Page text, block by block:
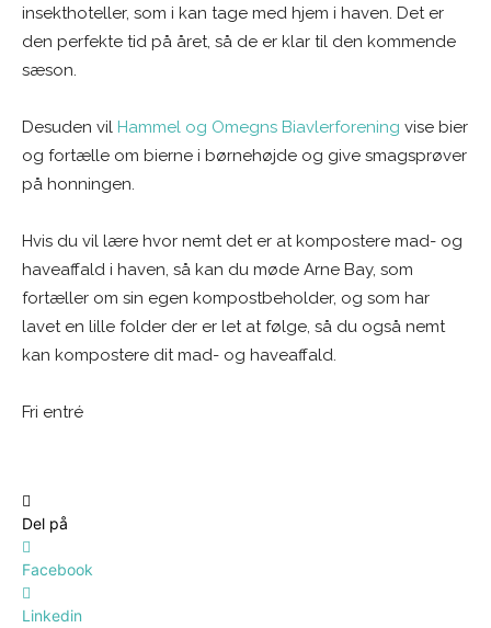
insekthoteller, som i kan tage med hjem i haven. Det er
den perfekte tid på året, så de er klar til den kommende
sæson.
Desuden vil Hammel og Omegns Biavlerforening vise bier
og fortælle om bierne i børnehøjde og give smagsprøver
på honningen.
Hvis du vil lære hvor nemt det er at kompostere mad- og
haveaffald i haven, så kan du møde Arne Bay, som
fortæller om sin egen kompostbeholder, og som har
lavet en lille folder der er let at følge, så du også nemt
kan kompostere dit mad- og haveaffald.
Fri entré
Del på
Facebook
Linkedin